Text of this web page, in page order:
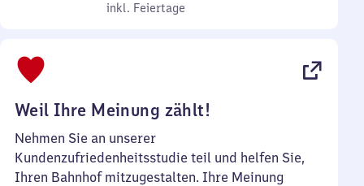
inkl. Feiertage
7
inkl. Feiertage
Weil Ihre Meinung zählt!
Nehmen Sie an unserer
Kundenzufriedenheitsstudie teil und helfen Sie,
Ihren Bahnhof mitzugestalten. Ihre Meinung